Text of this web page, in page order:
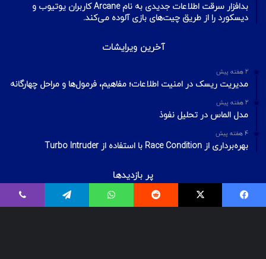
بدافزار سرقت اطلاعات جدیدی به نام Arcane کاربران یوتیوب و
دیسکورد را از طریق چیت‌های بازی آلوده می‌کند.
آخرین ویرایشات
2 هفته پیش
مدیریت ریسک در امنیت اطلاعات؛ مفاهیم، فرمول‌ها و مراحل چهارگانه
2 هفته پیش
مدل الماس در تحلیل نفوذ
4 هفته پیش
بهره‌برداری از Race Condition با استفاده از Turbo Intruder
پر بازدیدها
اردیبهشت ۲۰, ۱۴۰۰